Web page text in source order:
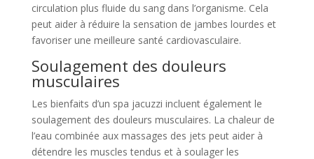
circulation plus fluide du sang dans l’organisme. Cela
peut aider à réduire la sensation de jambes lourdes et
favoriser une meilleure santé cardiovasculaire.
Soulagement des douleurs
musculaires
Les bienfaits d’un spa jacuzzi incluent également le
soulagement des douleurs musculaires. La chaleur de
l’eau combinée aux massages des jets peut aider à
détendre les muscles tendus et à soulager les